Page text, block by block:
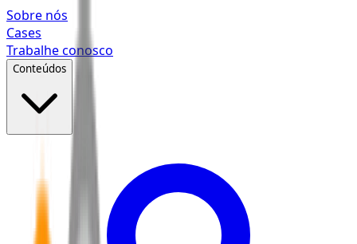
Pular para o conteúdo principal
Sobre nós
Cases
Trabalhe conosco
Conteúdos